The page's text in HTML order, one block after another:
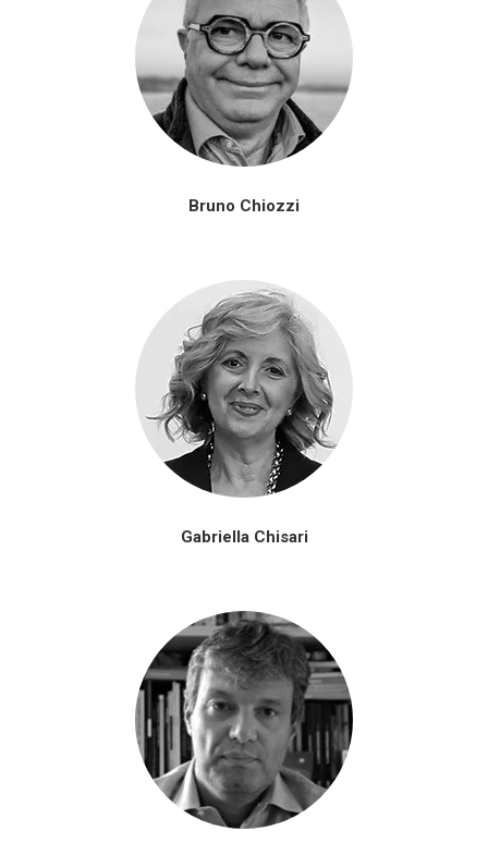
Bruno Chiozzi
Gabriella Chisari